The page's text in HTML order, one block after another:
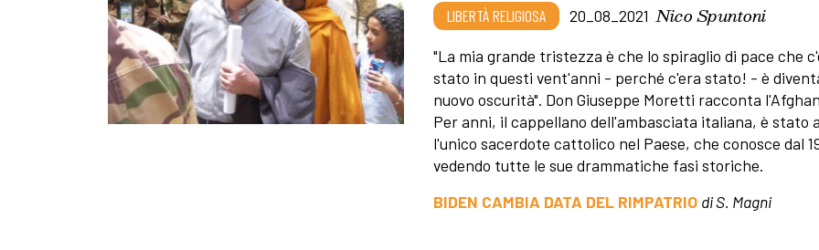
LIBERTÀ RELIGIOSA 20_08_2021 Nico Spuntoni
"La mia grande tristezza è che lo spiraglio di pace che
stato in questi vent'anni - perché c'era stato! - è
nuovo oscurità". Don Giuseppe Moretti racconta
Per anni, il cappellano dell'ambasciata italiana, è stato
l'unico sacerdote cattolico nel Paese, che conosce dal
vedendo tutte le sue drammatiche fasi storiche.
BIDEN CAMBIA DATA DEL RIMPATRIO di S. Magni